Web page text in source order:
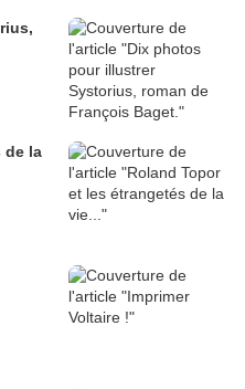
de la